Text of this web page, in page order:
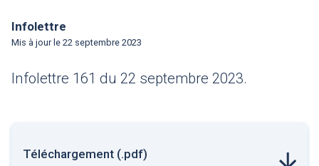
Infolettre
Mis à jour le 22 septembre 2023
Infolettre 161 du 22 septembre 2023.
Téléchargement (.pdf)